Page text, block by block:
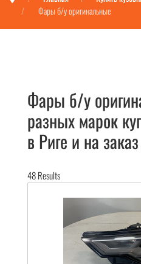
Фары б/у оригинальные
Фары б/у
разных марок
в Риге и на заказ
48Results